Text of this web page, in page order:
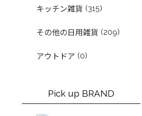
キッチン雑貨 (315)
その他の日用雑貨 (209)
アウトドア (0)
Pick up BRAND